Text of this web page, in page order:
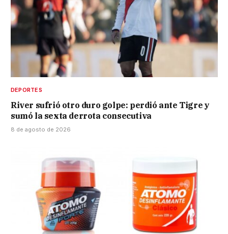
DEPORTES
River sufrió otro duro golpe: perdió ante Tigre y
sumó la sexta derrota consecutiva
8 de agosto de 2026